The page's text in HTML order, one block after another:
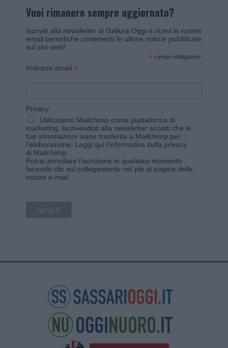
Vuoi rimanere sempre aggiornato?
Iscriviti alla newsletter di Gallura Oggi e ricevi le nostre
email periodiche contenenti le ultime notizie pubblicate
sul sito web!
* campo obbligatorio
Indirizzo email *
Privacy
Utilizziamo Mailchimp come piattaforma di
marketing. Iscrivendoti alla newsletter accetti che le
tue informazioni siano trasferite a Mailchimp per
l'elaborazione. Leggi qui l'informativa sulla privacy
di Mailchimp
Potrai annullare l'iscrizione in qualsiasi momento
facendo clic sul collegamento nel piè di pagina delle
nostre e-mail.